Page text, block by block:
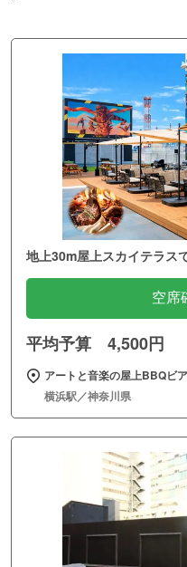
地上30m屋上スカイテラス
空席
平均予算 4,500円
アートと音楽の屋上BBQビ
横浜駅／神奈川県